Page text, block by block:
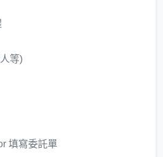
等)
填寫委託單